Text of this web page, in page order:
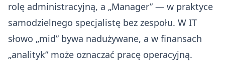
rolę administracyjną, a „Manager” — w praktyce
samodzielnego specjalistę bez zespołu. W IT
słowo „mid” bywa nadużywane, a w finansach
„analityk” może oznaczać pracę operacyjną.